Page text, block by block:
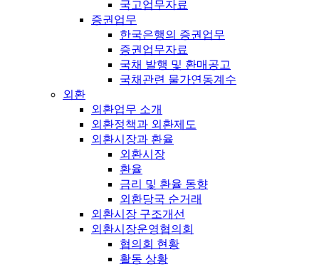
국고업무자료
증권업무
한국은행의 증권업무
증권업무자료
국채 발행 및 환매공고
국채관련 물가연동계수
외환
외환업무 소개
외환정책과 외환제도
외환시장과 환율
외환시장
환율
금리 및 환율 동향
외환당국 순거래
외환시장 구조개선
외환시장운영협의회
협의회 현황
활동 상황